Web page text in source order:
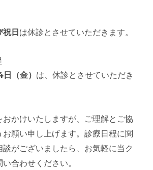
祝日は休診とさせていただきます。
（金） は、休診とさせていただき
おかけいたしますが、ご理解とご協
お願い申し上げます。診療日程に関
がございましたら、お気軽に当ク
合わせください。